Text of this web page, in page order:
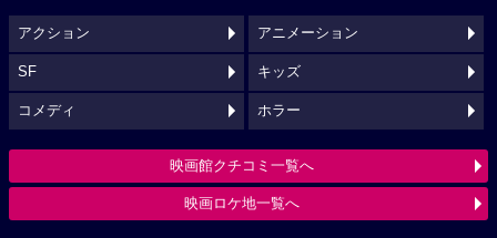
アクション アニメーション
SF キッズ
コメディ ホラー
映画館クチコミ一覧へ
映画ロケ地一覧へ